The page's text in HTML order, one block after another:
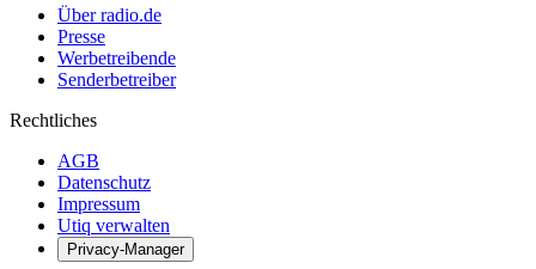
Über radio.de
Presse
Werbetreibende
Senderbetreiber
Rechtliches
AGB
Datenschutz
Impressum
Utiq verwalten
Privacy-Manager